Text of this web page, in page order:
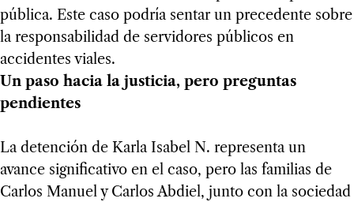
pública. Este caso podría sentar un precedente sobre
la responsabilidad de servidores públicos en
accidentes viales.
Un paso hacia la justicia, pero preguntas
pendientes
La detención de Karla Isabel N. representa un
avance significativo en el caso, pero las familias de
Carlos Manuel y Carlos Abdiel, junto con la sociedad